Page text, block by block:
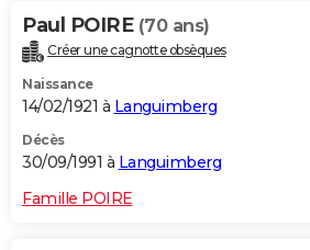
Paul POIRE (70 ans)
Créer une cagnotte obsèques
Naissance
14/02/1921 à Languimberg
Décès
30/09/1991 à Languimberg
Famille POIRE